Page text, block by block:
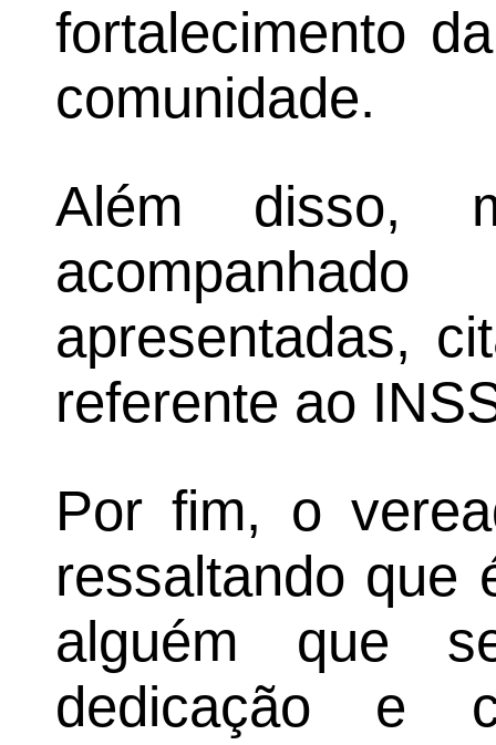
fortalecimento
comunidade.
Além disso,
apresentadas,
referente ao
Por fim, o
ressaltando que
alguém que
dedicação e